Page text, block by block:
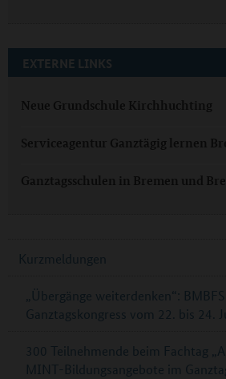
EXTERNE LINKS
Neue Grundschule Kirchhuchting
Serviceagentur Ganztägig lernen
Ganztagsschulen in Bremen und
Kurzmeldungen
„Übergänge weiterdenken“:
Ganztagskongress vom 22. bis 24.
300 Teilnehmende beim Fachtag
MINT-Bildungsangebote im